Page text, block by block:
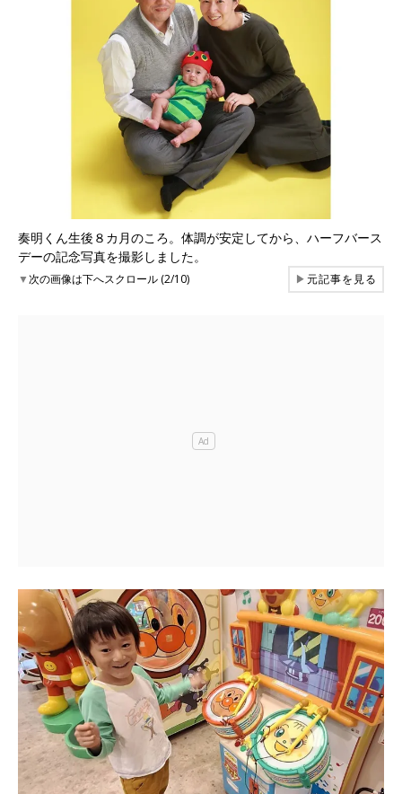
奏明くん生後８カ月のころ。体調が安定してから、ハーフバース
デーの記念写真を撮影しました。
▼次の画像は下へスクロール (2/10) ▶元記事を見る